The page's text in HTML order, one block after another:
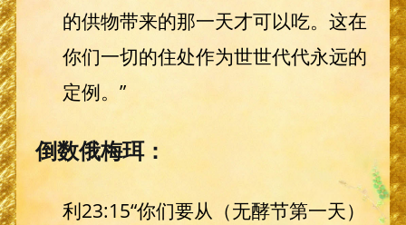
的供物带来的那一天才可以吃。这在
你们一切的住处作为世世代代永远的
定例。”
倒数俄梅珥：
利23:15“你们要从（无酵节第一天）